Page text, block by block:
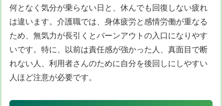
何となく気分が乗らない日と、休んでも回復しない疲れ
は違います。介護職では、身体疲労と感情労働が重なる
ため、無気力が長引くとバーンアウトの入口になりやす
いです。特に、以前は責任感が強かった人、真面目で断
れない人、利用者さんのために自分を後回しにしやすい
人ほど注意が必要です。